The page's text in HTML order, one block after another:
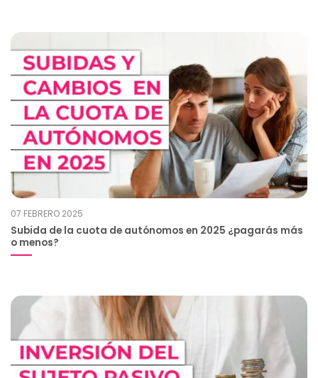
07 FEBRERO 2025
Subida de la cuota de autónomos en 2025 ¿pagarás más
o menos?